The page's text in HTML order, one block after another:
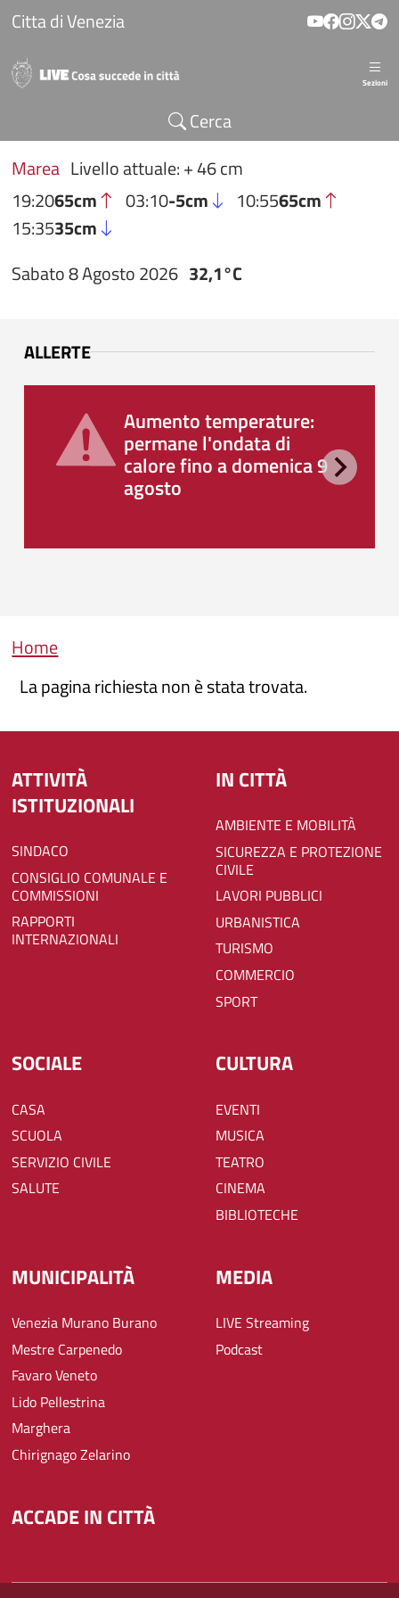
Salta al contenuto principale
Citta di Venezia
Sezioni
Cerca
Marea Livello attuale: + 46 cm
19:2065cm 03:10-5cm 10:5565cm
15:3535cm
Sabato 8 Agosto 2026 32,1°C
ALLERTE
Aumento temperature:
permane l'ondata di
calore fino a domenica 9
agosto
Briciole di pane
Home
La pagina richiesta non è stata trovata.
ATTIVITÀ
ISTITUZIONALI
SINDACO
CONSIGLIO COMUNALE E
COMMISSIONI
RAPPORTI
INTERNAZIONALI
IN CITTÀ
AMBIENTE E MOBILITÀ
SICUREZZA E PROTEZIONE
CIVILE
LAVORI PUBBLICI
URBANISTICA
TURISMO
COMMERCIO
SPORT
SOCIALE
CASA
SCUOLA
SERVIZIO CIVILE
SALUTE
CULTURA
EVENTI
MUSICA
TEATRO
CINEMA
BIBLIOTECHE
MUNICIPALITÀ
Venezia Murano Burano
Mestre Carpenedo
Favaro Veneto
Lido Pellestrina
Marghera
Chirignago Zelarino
MEDIA
LIVE Streaming
Podcast
ACCADE IN CITTÀ